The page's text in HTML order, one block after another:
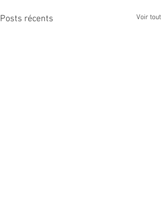
Posts récents Voir tout